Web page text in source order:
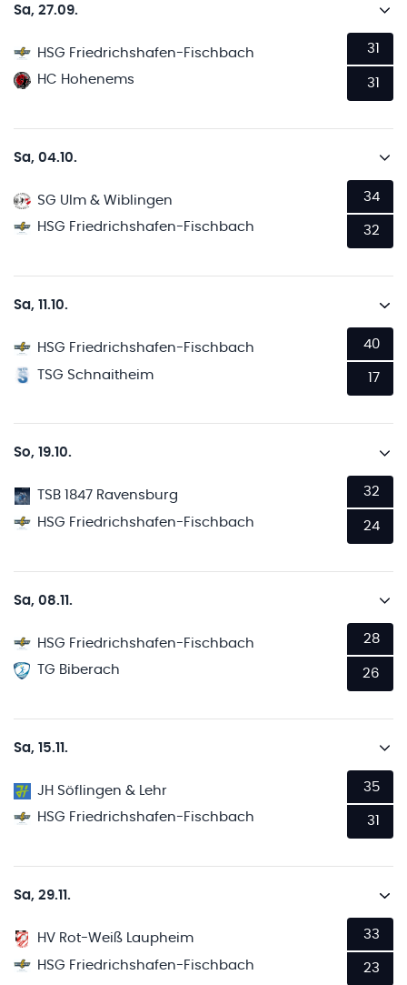
Sa, 27.09.
HSG Friedrichshafen-Fischbach
HC Hohenems
31
31
Sa, 04.10.
SG Ulm & Wiblingen
HSG Friedrichshafen-Fischbach
34
32
Sa, 11.10.
HSG Friedrichshafen-Fischbach
TSG Schnaitheim
40
17
So, 19.10.
TSB 1847 Ravensburg
HSG Friedrichshafen-Fischbach
32
24
Sa, 08.11.
HSG Friedrichshafen-Fischbach
TG Biberach
28
26
Sa, 15.11.
JH Söflingen & Lehr
HSG Friedrichshafen-Fischbach
35
31
Sa, 29.11.
HV Rot-Weiß Laupheim
HSG Friedrichshafen-Fischbach
33
23